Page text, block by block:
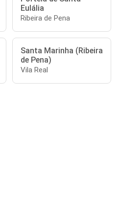
Eulália
Ribeira de Pena
Santa Marinha (Ribeira
de Pena)
Vila Real